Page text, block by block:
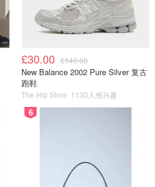
£30.00 £140.00
New Balance 2002 Pure Silver 复古
跑鞋
The Hip Store 1130人感兴趣
6